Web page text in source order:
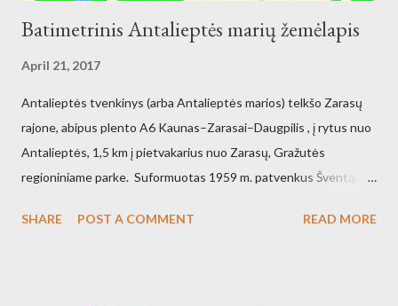
Batimetrinis Antalieptės marių žemėlapis
April 21, 2017
Antalieptės tvenkinys (arba Antalieptės marios) telkšo Zarasų
rajone, abipus plento A6 Kaunas–Zarasai–Daugpilis , į rytus nuo
Antalieptės, 1,5 km į pietvakarius nuo Zarasų, Gražutės
regioniniame parke. Suformuotas 1959 m. patvenkus Šventąją
(galia 2460 kW) reikmėms. Kraštovaizdžio draustinis.
SHARE POST A COMMENT READ MORE